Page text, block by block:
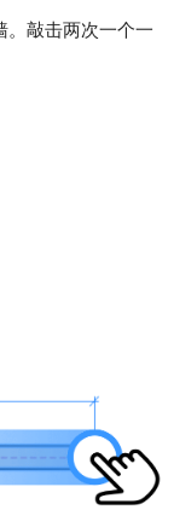
。敲击两次一个一